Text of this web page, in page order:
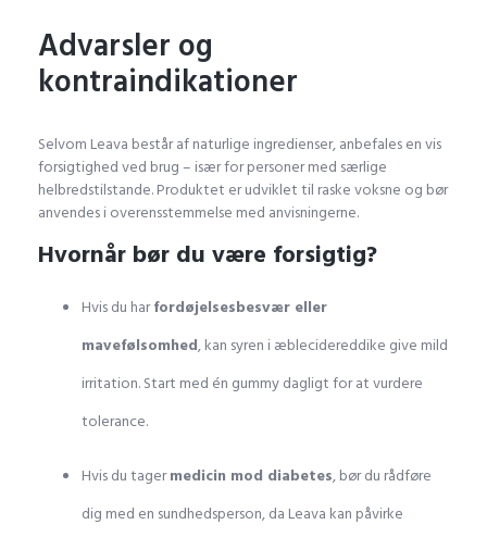
Advarsler og
kontraindikationer
Selvom Leava består af naturlige ingredienser, anbefales en vis
forsigtighed ved brug – især for personer med særlige
helbredstilstande. Produktet er udviklet til raske voksne og bør
anvendes i overensstemmelse med anvisningerne.
Hvornår bør du være forsigtig?
Hvis du harfordøjelsesbesvær eller
mavefølsomhed, kan syren i æblecidereddike give mild
irritation. Start med én gummy dagligt for at vurdere
tolerance.
Hvis du tagermedicin mod diabetes, bør du rådføre
dig med en sundhedsperson, da Leava kan påvirke